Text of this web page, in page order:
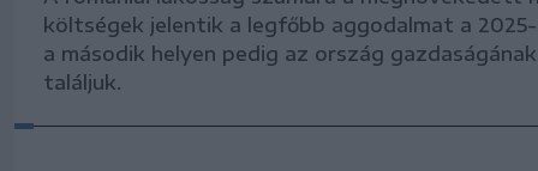
költségek jelentik a legfőbb aggodalmat a
a második helyen pedig az ország
találjuk.